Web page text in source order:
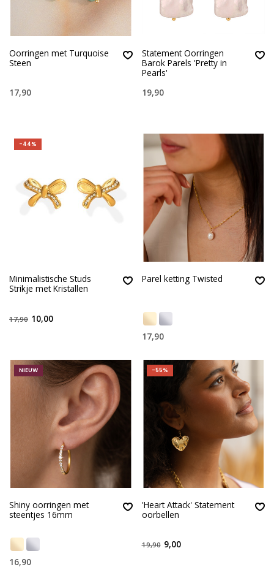
Oorringen met Turquoise
Steen
17,90
Statement Oorringen
Barok Parels 'Pretty in
Pearls'
19,90
-44%
Minimalistische Studs
Strikje met Kristallen
17,90 10,00
Parel ketting Twisted
17,90
NIEUW
Shiny oorringen met
steentjes 16mm
16,90
-55%
'Heart Attack' Statement
oorbellen
19,90 9,00